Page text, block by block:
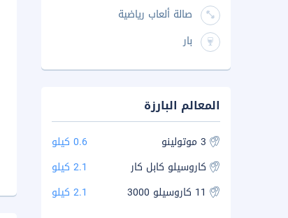
صالة ألعاب رياضية
بار
المعالم البارزة
3 موتولينو
0.6 كيلو
كاروسيلو كابل كار
2.1 كيلو
11 كاروسيلو 3000
2.1 كيلو